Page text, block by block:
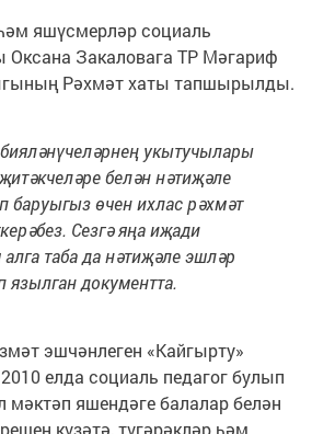
яшүсмерләр социаль
Закаловага ТР Мәгариф
Рәхмәт хаты тапшырылды.
укытучылары
белән нәтиҗәле
баруыгыз өчен ихлас рәхмәт
Сезгә яңа иҗади
таба да нәтиҗәле эшләр
язылган документта.
эшчәнлеген «Кайгырту»
елда социаль педагог булып
мәктәп яшендәге балалар белән